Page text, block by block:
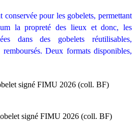
pour les gobelets, permettant
la propreté des lieux et donc, les
dans des gobelets réutilisables,
remboursés. Deux formats disponibles,
signé FIMU 2026 (coll. BF)
signé FIMU 2026 (coll. BF)